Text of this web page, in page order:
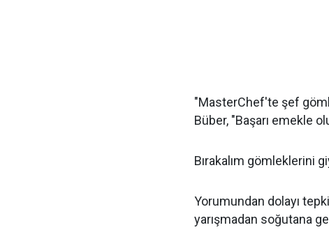
"MasterChef'te şef
Büber, "Başarı emekle
Bırakalım gömleklerini
Yorumundan dolayı
yarışmadan soğutana